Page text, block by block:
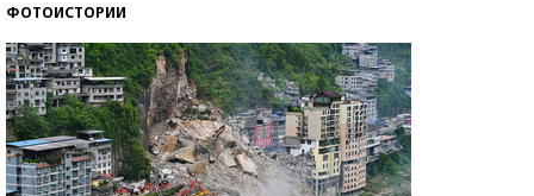
ФОТОИСТОРИИ